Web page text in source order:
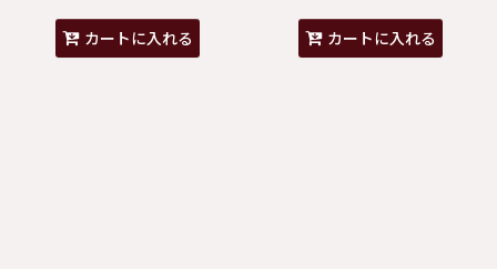
カートに入れる カートに入れる